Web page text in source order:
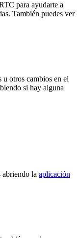
para ayudarte a
También puedes ver
u otros cambios en el
si hay alguna
abriendo la aplicación